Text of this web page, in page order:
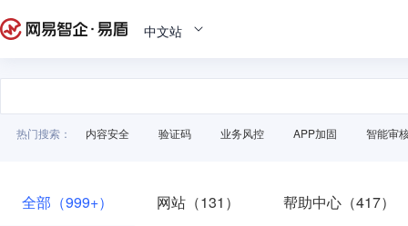
中文站
热门搜索： 内容安全 验证码 业务风控 APP加固 智能审
全部（999+） 网站（131） 帮助中心（417）